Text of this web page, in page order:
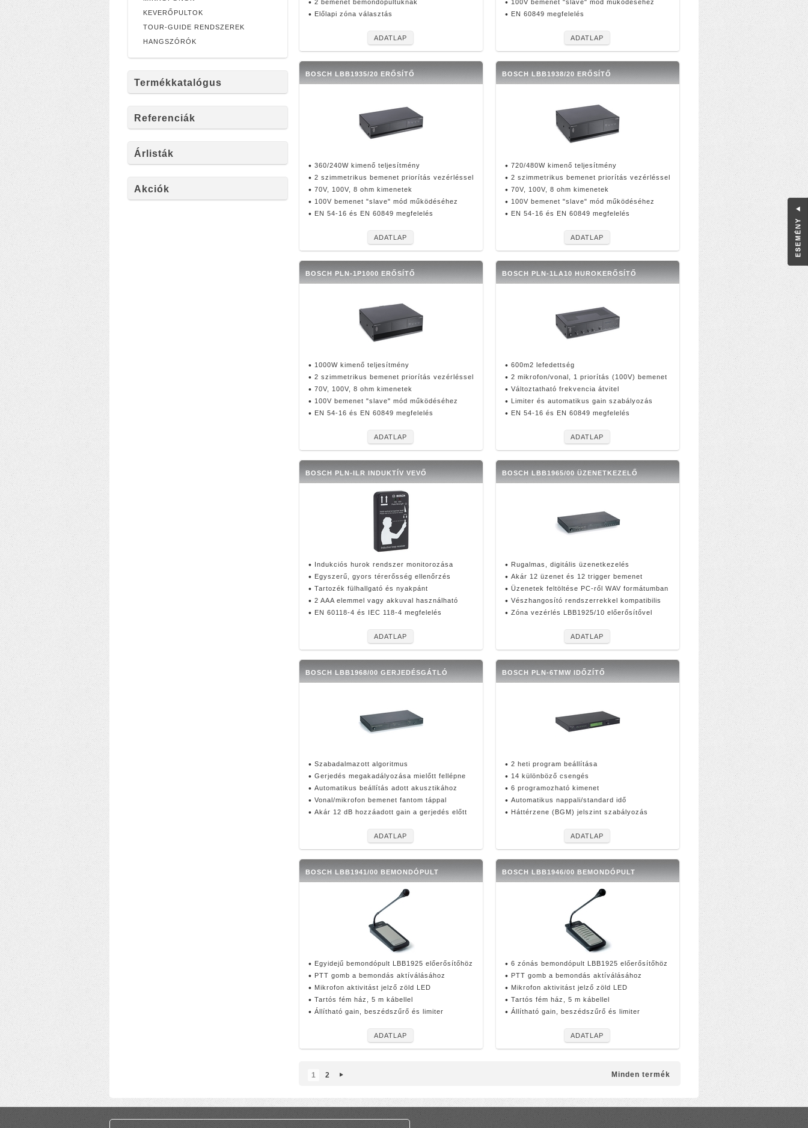
KEVERŐPULTOK
TOUR-GUIDE RENDSZEREK
HANGSZÓRÓK
Termékkatalógus
Referenciák
Árlisták
Akciók
2 bemenet bemondópultuknak
Előlapi zóna választás
ADATLAP
100V bemenet "slave" mód működéséhez
EN 60849 megfelelés
ADATLAP
BOSCH LBB1935/20 ERŐSÍTŐ
360/240W kimenő teljesítmény
2 szimmetrikus bemenet priorítás vezérléssel
70V, 100V, 8 ohm kimenetek
100V bemenet "slave" mód működéséhez
EN 54-16 és EN 60849 megfelelés
ADATLAP
BOSCH LBB1938/20 ERŐSÍTŐ
720/480W kimenő teljesítmény
2 szimmetrikus bemenet priorítás vezérléssel
70V, 100V, 8 ohm kimenetek
100V bemenet "slave" mód működéséhez
EN 54-16 és EN 60849 megfelelés
ADATLAP
BOSCH PLN-1P1000 ERŐSÍTŐ
1000W kimenő teljesítmény
2 szimmetrikus bemenet priorítás vezérléssel
70V, 100V, 8 ohm kimenetek
100V bemenet "slave" mód működéséhez
EN 54-16 és EN 60849 megfelelés
ADATLAP
BOSCH PLN-1LA10 HUROKERŐSÍTŐ
600m2 lefedettség
2 mikrofon/vonal, 1 priorítás (100V) bemenet
Változtatható frekvencia átvitel
Limiter és automatikus gain szabályozás
EN 54-16 és EN 60849 megfelelés
ADATLAP
BOSCH PLN-ILR INDUKTÍV VEVŐ
Indukciós hurok rendszer monitorozása
Egyszerű, gyors térerősség ellenőrzés
Tartozék fülhallgató és nyakpánt
2 AAA elemmel vagy akkuval használható
EN 60118‑4 és IEC 118‑4 megfelelés
ADATLAP
BOSCH LBB1965/00 ÜZENETKEZELŐ
Rugalmas, digitális üzenetkezelés
Akár 12 üzenet és 12 trigger bemenet
Üzenetek feltöltése PC-ről WAV formátumban
Vészhangosító rendszerrekkel kompatibilis
Zóna vezérlés LBB1925/10 előerősítővel
ADATLAP
BOSCH LBB1968/00 GERJEDÉSGÁTLÓ
Szabadalmazott algoritmus
Gerjedés megakadályozása mielőtt fellépne
Automatikus beállítás adott akusztikához
Vonal/mikrofon bemenet fantom táppal
Akár 12 dB hozzáadott gain a gerjedés előtt
ADATLAP
BOSCH PLN-6TMW IDŐZÍTŐ
2 heti program beállítása
14 különböző csengés
6 programozható kimenet
Automatikus nappali/standard idő
Háttérzene (BGM) jelszint szabályozás
ADATLAP
BOSCH LBB1941/00 BEMONDÓPULT
Egyidejű bemondópult LBB1925 előerősítőhöz
PTT gomb a bemondás aktíválásához
Mikrofon aktivitást jelző zöld LED
Tartós fém ház, 5 m kábellel
Állítható gain, beszédszűrő és limiter
ADATLAP
BOSCH LBB1946/00 BEMONDÓPULT
6 zónás bemondópult LBB1925 előerősítőhöz
PTT gomb a bemondás aktíválásához
Mikrofon aktivitást jelző zöld LED
Tartós fém ház, 5 m kábellel
Állítható gain, beszédszűrő és limiter
ADATLAP
1 2